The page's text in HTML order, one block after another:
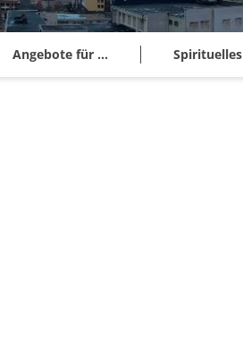
Angebote für ... Spirituelles